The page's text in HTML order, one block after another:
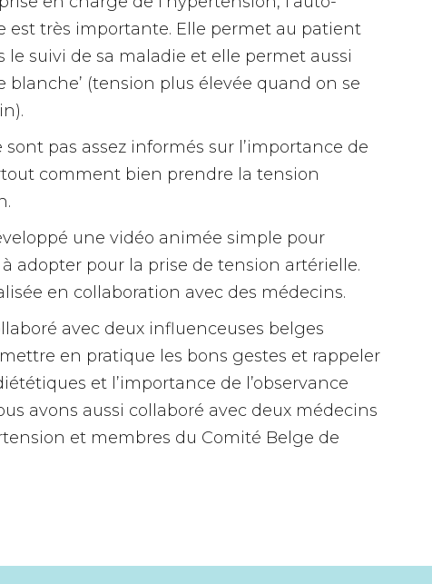
est très importante. Elle permet au patient
le suivi de sa maladie et elle permet aussi
blanche’ (tension plus élevée quand on se
sont pas assez informés sur l’importance de
comment bien prendre la tension
une vidéo animée simple pour
adopter pour la prise de tension artérielle.
en collaboration avec des médecins.
avec deux influenceuses belges
en pratique les bons gestes et rappeler
et l’importance de l’observance
avons aussi collaboré avec deux médecins
et membres du Comité Belge de